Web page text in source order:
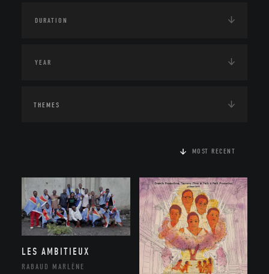
THEMES
MOST RECENT
LES AMBITIEUX
RABAUD MARLÈNE